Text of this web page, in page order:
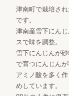
津南町で栽培さ
です。
津南産雪下にん
スで味を調整。
雪下にんじんが
で育つにんじん
アミノ酸を多く
めしています。